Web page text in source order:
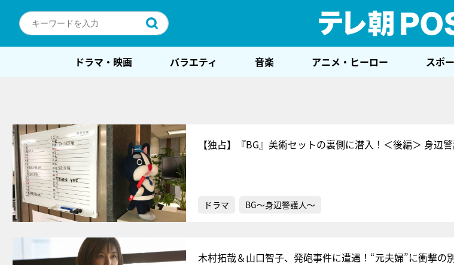
ドラマ・映画 バラエティ 音楽 アニメ・ヒーロー スポ
【独占】『BG』美術セットの裏側に潜入！＜後編＞ 身辺
ドラマ BG～身辺警護人～
木村拓哉＆山口智子、発砲事件に遭遇！“元夫婦”に衝撃の